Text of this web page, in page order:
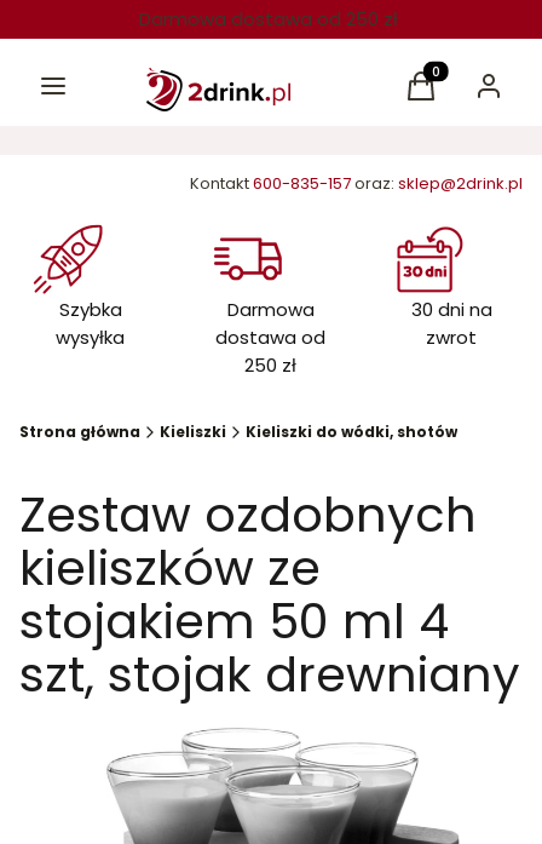
Darmowa dostawa od 250 zł
Menu Produkty w
Koszyk Zaloguj
Kontakt600-835-157oraz: sklep@2drink.pl
Szybka
wysyłka
Darmowa
dostawa od
250 zł
30 dni na
zwrot
Strona główna Kieliszki Kieliszki do wódki, shotów
Zestaw ozdobnych
kieliszków ze
stojakiem 50 ml 4
szt, stojak drewniany